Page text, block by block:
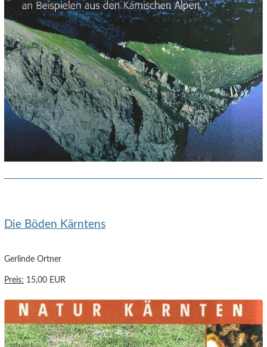
Die Böden Kärntens
Gerlinde Ortner
Preis: 15,00 EUR